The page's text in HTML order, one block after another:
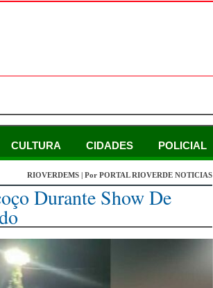
CULTURA CIDADES POLICIAL
RIOVERDEMS | Por PORTAL RIOVERDE NOTICIAS
Durante Show De